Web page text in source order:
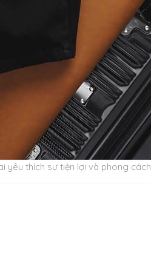
yêu thích sự tiện lợi và phong cách